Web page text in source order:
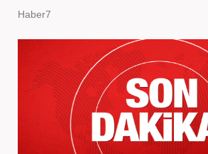
Haber7